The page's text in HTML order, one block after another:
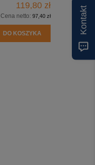
119,80 zł
Cena netto: 97,40 zł
DO KOSZYKA Kontakt